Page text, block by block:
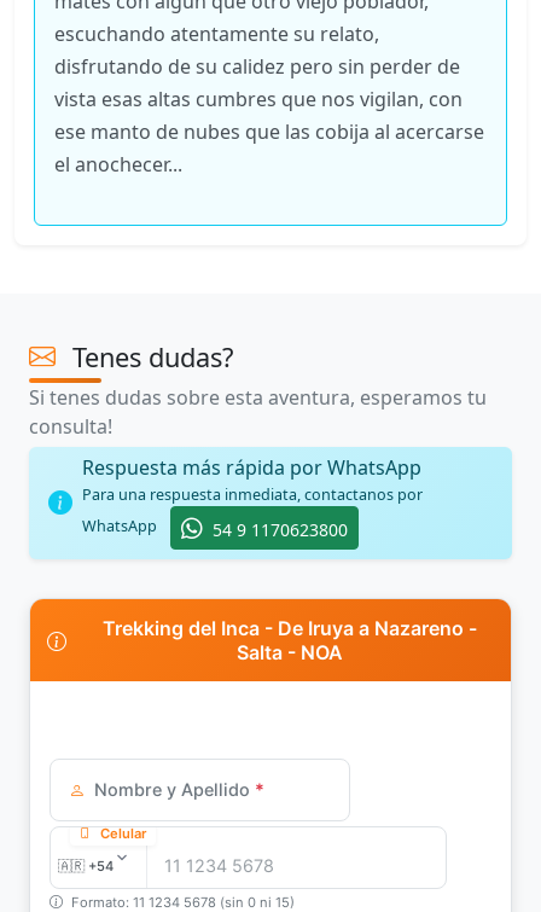
escuchando atentamente su relato,
disfrutando de su calidez pero sin perder de
vista esas altas cumbres que nos vigilan, con
ese manto de nubes que las cobija al acercarse
el anochecer...
Tenes dudas?
Si tenes dudas sobre esta aventura, esperamos tu
consulta!
Respuesta más rápida por WhatsApp
Para una respuesta inmediata, contactanos por
WhatsApp
54 9 1170623800
Trekking del Inca - De Iruya a Nazareno -
Salta - NOA
Nombre y Apellido *
Celular
Formato: 11 1234 5678 (sin 0 ni 15)